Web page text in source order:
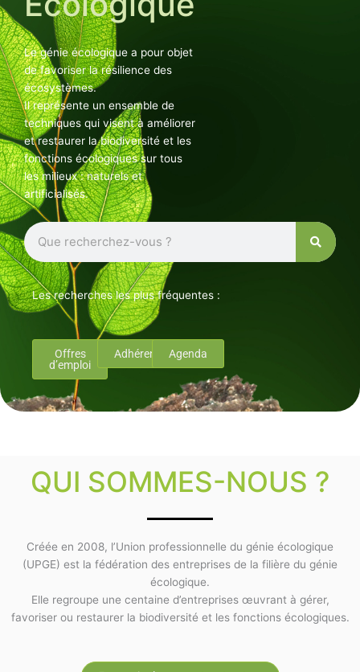
Le génie écologique a pour objet
de favoriser la résilience des
écosystèmes.
Il représente un ensemble de
techniques qui visent à améliorer
et restaurer la biodiversité et les
fonctions écologiques sur tous
les milieux : naturels et
artificialisés.
Rechercher
Les recherches les plus fréquentes :
Offres
d’emploi
Adhérents Agenda
QUI SOMMES-NOUS ?
Créée en 2008, l’Union professionnelle du génie écologique
(UPGE) est la fédération des entreprises de la filière du génie
écologique.
Elle regroupe une centaine d’entreprises œuvrant à gérer,
favoriser ou restaurer la biodiversité et les fonctions écologiques.